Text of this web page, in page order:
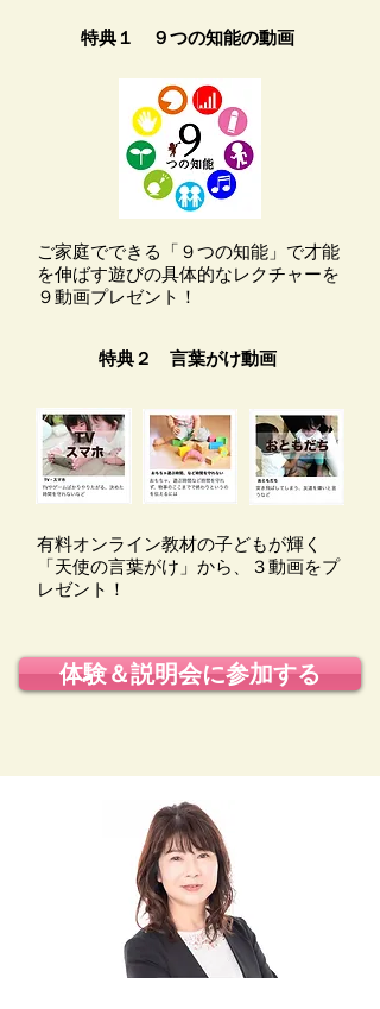
特典１ ９つの知能の動画
ご家庭でできる「９つの知能」で才能
を伸ばす遊びの具体的なレクチャーを
９動画プレゼント！
特典２ 言葉がけ動画
有料オンライン教材の​子どもが輝く
「天使の言葉がけ」から、３動画をプ
レゼント！
体験＆説明会に参加する